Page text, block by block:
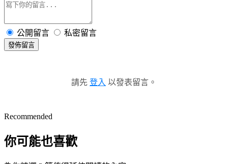
公開留言 私密留言
發佈留言
請先 登入 以發表留言。
Recommended
你可能也喜歡